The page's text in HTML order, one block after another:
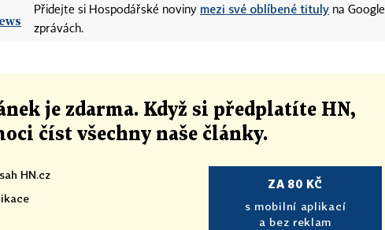
Přidejte si Hospodářské noviny mezi své oblíbené tituly na Google
zprávách.
je zdarma. Když si předplatíte HN,
číst všechny naše články.
HN.cz
ZA 80 KČ
s mobilní aplikací
a bez reklam